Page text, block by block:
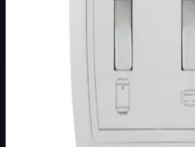
Ovaj proizvod možete kupiti u
Za kompletnu dostupnost i